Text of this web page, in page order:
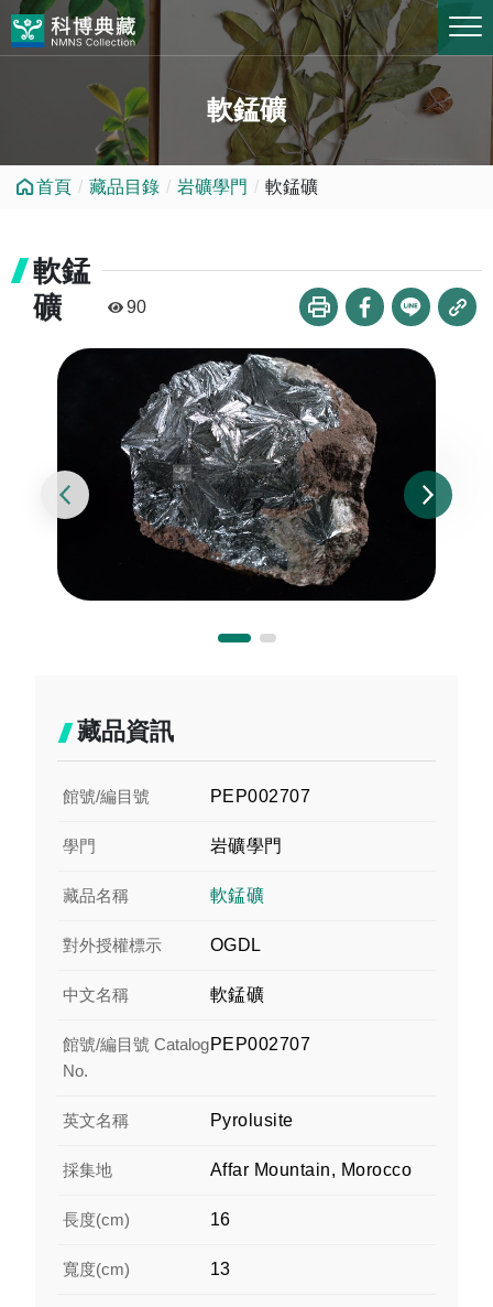
跳到中央內容區塊
軟錳礦
首頁 藏品目錄 岩礦學門 軟錳礦
軟錳
礦
90
藏品資訊
館號/編目號 PEP002707
學門 岩礦學門
藏品名稱 軟錳礦
對外授權標示 OGDL
中文名稱 軟錳礦
館號/編目號 Catalog
No.
PEP002707
英文名稱 Pyrolusite
採集地 Affar Mountain, Morocco
長度(cm) 16
寬度(cm) 13